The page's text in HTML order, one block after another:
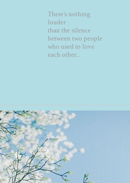
There's nothing
louder
than the silence
between two people
who used to love
each other...